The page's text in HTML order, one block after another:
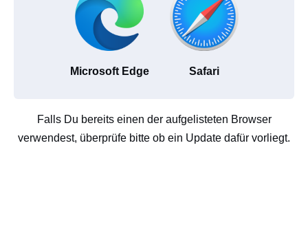
Microsoft Edge Safari
Falls Du bereits einen der aufgelisteten Browser
verwendest, überprüfe bitte ob ein Update dafür vorliegt.